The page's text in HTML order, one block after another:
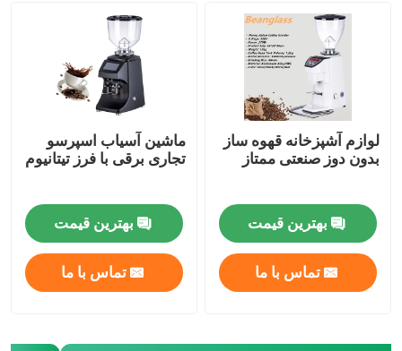
لوازم آشپزخانه قهوه ساز
بدون دوز صنعتی ممتاز
بهترین قیمت
تماس با ما
ماشین آسیاب اسپرسو
تجاری برقی با فرز تیتانیوم
بهترین قیمت
تماس با ما